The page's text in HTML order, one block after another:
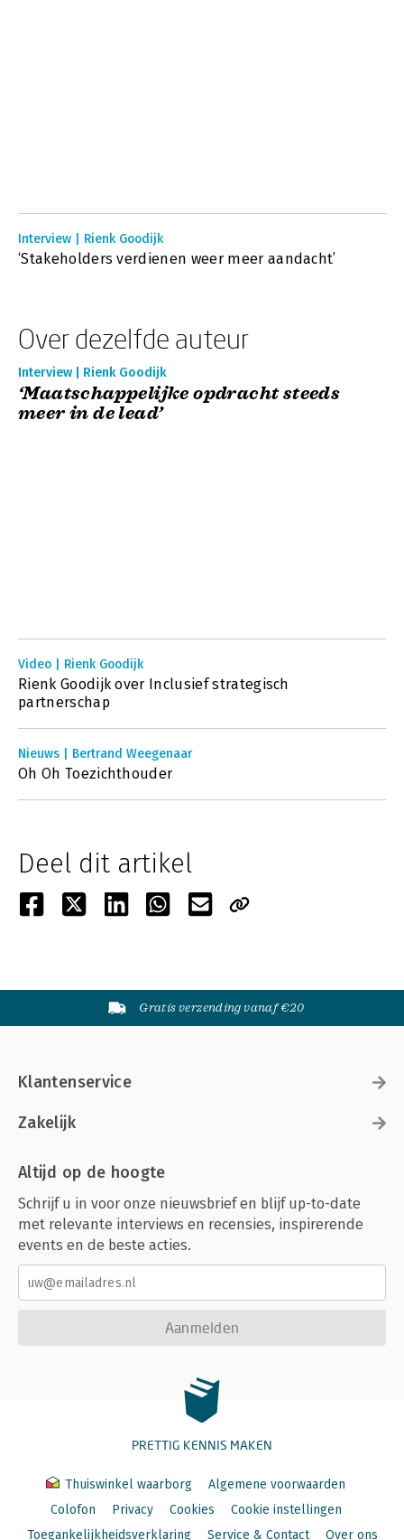
Interview | Rienk Goodijk
‘Stakeholders verdienen weer meer aandacht’
Over dezelfde auteur
Interview | Rienk Goodijk
‘Maatschappelijke opdracht steeds
meer in de lead’
Video | Rienk Goodijk
Rienk Goodijk over Inclusief strategisch
partnerschap
Nieuws | Bertrand Weegenaar
Oh Oh Toezichthouder
Deel dit artikel
Gratis verzending vanaf €20
Klantenservice
Zakelijk
Altijd op de hoogte
Schrijf u in voor onze nieuwsbrief en blijf up-to-date
met relevante interviews en recensies, inspirerende
events en de beste acties.
Aanmelden
PRETTIG KENNIS MAKEN
Thuiswinkel waarborg
Algemene voorwaarden
Colofon
Privacy Cookies
Cookie instellingen
Toegankelijkheidsverklaring
Service & Contact Over ons